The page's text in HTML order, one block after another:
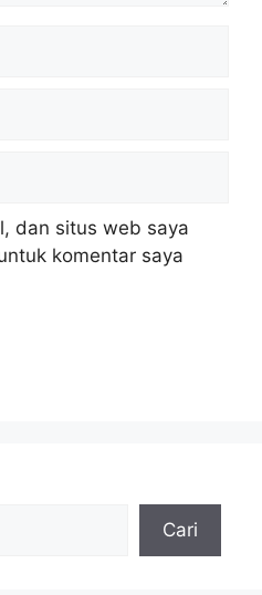
dan situs web saya
komentar saya
Cari